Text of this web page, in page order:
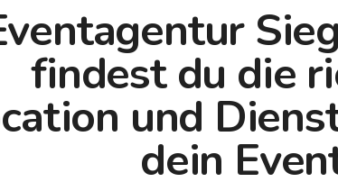
findest du die
und
dein